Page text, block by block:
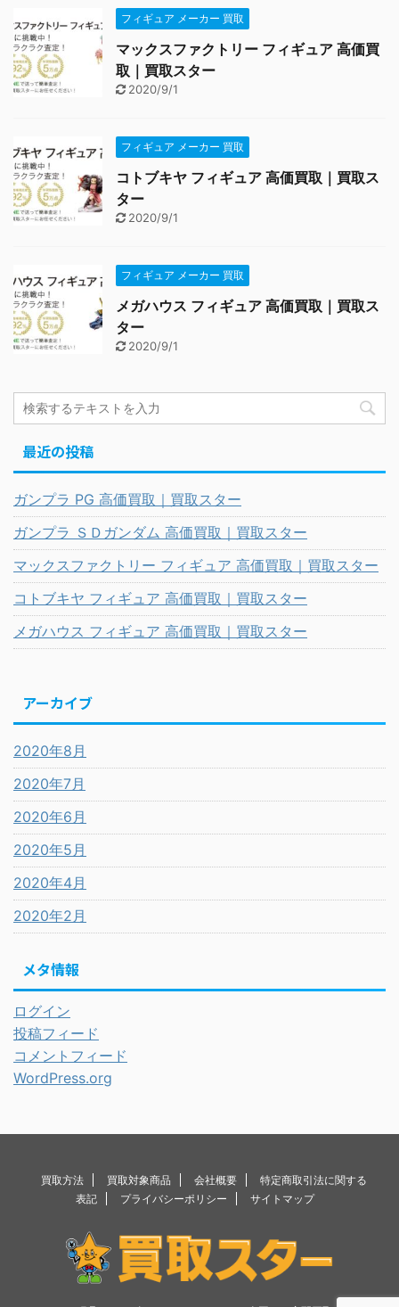
フィギュア メーカー 買取
マックスファクトリー フィギュア 高価買
取｜買取スター
2020/9/1
フィギュア メーカー 買取
コトブキヤ フィギュア 高価買取｜買取ス
ター
2020/9/1
フィギュア メーカー 買取
メガハウス フィギュア 高価買取｜買取ス
ター
2020/9/1
最近の投稿
ガンプラ PG 高価買取｜買取スター
ガンプラ ＳＤガンダム 高価買取｜買取スター
マックスファクトリー フィギュア 高価買取｜買取スター
コトブキヤ フィギュア 高価買取｜買取スター
メガハウス フィギュア 高価買取｜買取スター
アーカイブ
2020年8月
2020年7月
2020年6月
2020年5月
2020年4月
2020年2月
メタ情報
ログイン
投稿フィード
コメントフィード
WordPress.org
買取方法 買取対象商品 会社概要
特定商取引法に関する
表記
プライバシーポリシー サイトマップ